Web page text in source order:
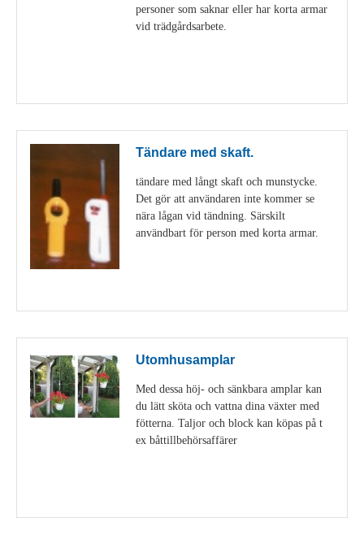
personer som saknar eller har korta armar
vid trädgårdsarbete.
Tändare med skaft.
tändare med långt skaft och munstycke.
Det gör att användaren inte kommer se
nära lågan vid tändning. Särskilt
användbart för person med korta armar.
Utomhusamplar
Med dessa höj- och sänkbara amplar kan
du lätt sköta och vattna dina växter med
fötterna. Taljor och block kan köpas på t
ex båttillbehörsaffärer